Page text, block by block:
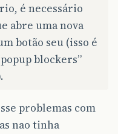
é necessário
abre uma nova
botão seu (isso é
blockers”
problemas com
nao tinha